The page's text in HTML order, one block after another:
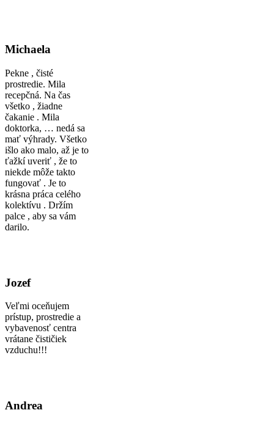
Michaela
Pekne , čisté
prostredie. Mila
recepčná. Na čas
všetko , žiadne
čakanie . Mila
doktorka, … nedá sa
mať výhrady. Všetko
išlo ako malo, až je to
ťažkí uveriť , že to
niekde môže takto
fungovať . Je to
krásna práca celého
kolektívu . Držím
palce , aby sa vám
darilo.
Jozef
Veľmi oceňujem
prístup, prostredie a
vybavenosť centra
vrátane čističiek
vzduchu!!!
Andrea